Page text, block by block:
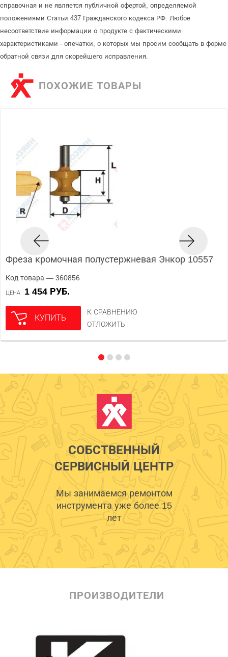
справочная и не является публичной офертой, определяемой
положениями Статьи 437 Гражданского кодекса РФ. Любое
несоответствие информации о продукте с фактическими
характеристиками - опечатки, о которых мы просим сообщать в форме
обратной связи для скорейшего исправления.
ПОХОЖИЕ ТОВАРЫ
Фреза кромочная полустержневая Энкор 10557
Код товара — 360856
ЦЕНА 1 454 РУБ.
КУПИТЬ
К СРАВНЕНИЮ
ОТЛОЖИТЬ
СОБСТВЕННЫЙ
СЕРВИСНЫЙ ЦЕНТР
Мы занимаемся ремонтом
инструмента уже более 15
лет
ПРОИЗВОДИТЕЛИ